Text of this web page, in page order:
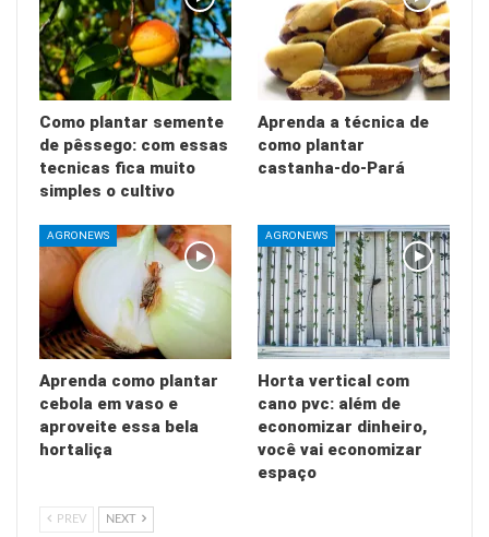
Como plantar semente
de pêssego: com essas
tecnicas fica muito
simples o cultivo
Aprenda a técnica de
como plantar
castanha-do-Pará
AGRONEWS
Aprenda como plantar
cebola em vaso e
aproveite essa bela
hortaliça
AGRONEWS
Horta vertical com
cano pvc: além de
economizar dinheiro,
você vai economizar
espaço
PREV NEXT